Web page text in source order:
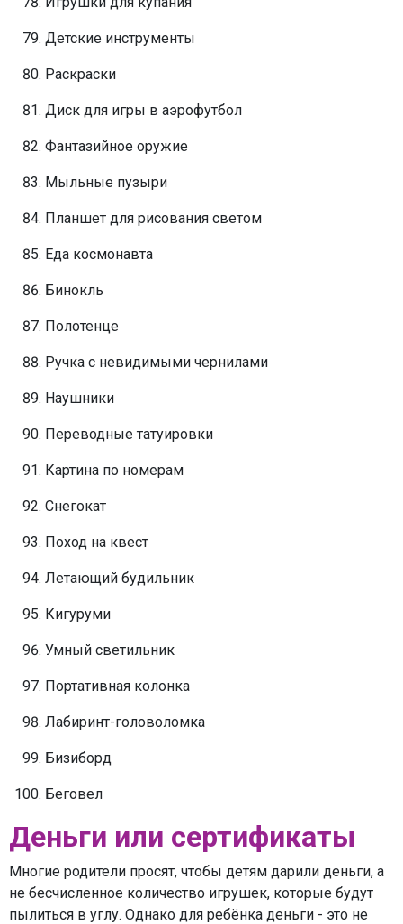
Детские инструменты
Раскраски
Диск для игры в аэрофутбол
Фантазийное оружие
Мыльные пузыри
Планшет для рисования светом
Еда космонавта
Бинокль
Полотенце
Ручка с невидимыми чернилами
Наушники
Переводные татуировки
Картина по номерам
Снегокат
Поход на квест
Летающий будильник
Кигуруми
Умный светильник
Портативная колонка
Лабиринт-головоломка
Бизиборд
Беговел
Деньги или сертификаты
Многие родители просят, чтобы детям дарили деньги, а
не бесчисленное количество игрушек, которые будут
пылиться в углу. Однако для ребёнка деньги - это не